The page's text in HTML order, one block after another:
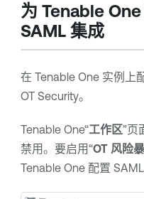
为 Tenable One
SAML 集成
在 Tenable One实例上
OT Security。
Tenable One“工作区”页
禁用。要启用“OT 风险
Tenable One配置 SAML